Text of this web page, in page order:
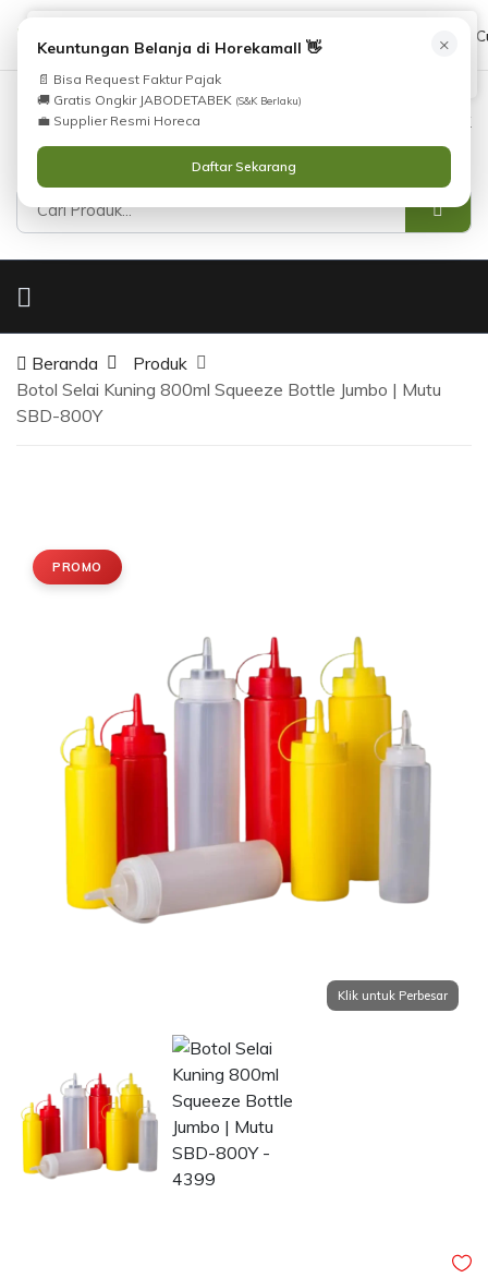
(021) 38783380 08551688000
Masuk
×
Keuntungan Belanja di Horekamall 👋
📄 Bisa Request Faktur Pajak
🚚 Gratis Ongkir JABODETABEK (S&K Berlaku)
💼 Supplier Resmi Horeca
Daftar Sekarang
Beranda
Produk
Botol Selai Kuning 800ml Squeeze Bottle Jumbo | Mutu
SBD-800Y
PROMO
i
Silahkan lihatKatalog
Hubungi Kami